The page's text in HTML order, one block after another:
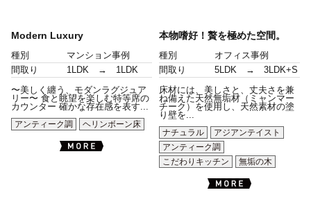
Modern Luxury
種別
マンション事例
間取り
1LDK → 1LDK
〜美しく纏う、モダンラグジュア
リー〜 食と眺望を楽しむ特等席の
カウンター 確かな存在感を表す...
アンティーク調
ヘリンボーン床
本物嗜好！贅を極めた空間。
種別
オフィス事例
間取り
5LDK → 3LDK+S
床材には、美しさと、丈夫さを兼
ね備えた天然無垢材（ミャンマー
チーク）を使用し、天然素材の塗
り壁を...
ナチュラル
アジアンテイスト
アンティーク調
こだわりキッチン
無垢の木